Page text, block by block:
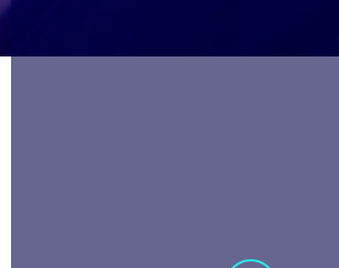
carousel starts